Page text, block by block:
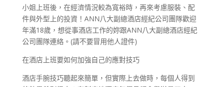
小姐上班後，在經濟情況較為寬裕時，再來考慮服裝、配
件與外型上的投資！ANN八大副總酒店經紀公司團隊歡迎
年滿18歲，想從事酒店工作的妳跟ANN八大副總酒店經紀
公司團隊連絡。(請不要冒用他人證件)
在酒店上班要如何加強自己的應對技巧
酒店手腕技巧聽起來簡單，但實際上去做時，每個人得到